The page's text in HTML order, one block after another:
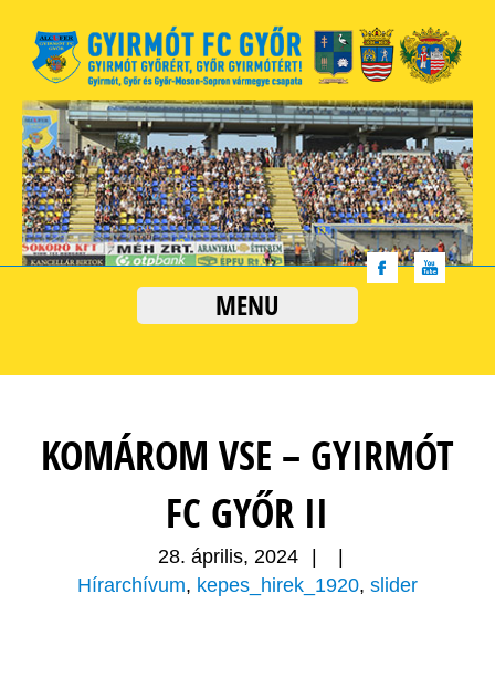
MENU
KOMÁROM VSE – GYIRMÓT
FC GYŐR II
28. április, 2024
Hírarchívum, kepes_hirek_1920, slider